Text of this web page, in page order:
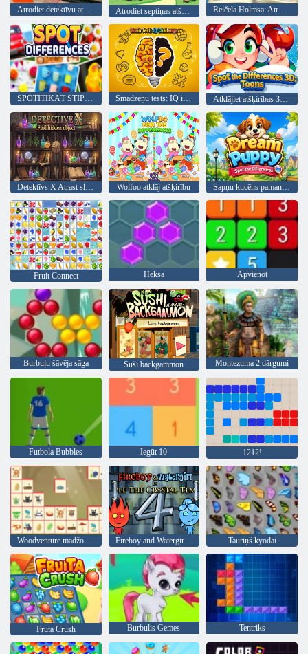
Atrodiet detektīvu atšķirības Atrodiet septiņas atšķirības Reičela Holmsa: Atrodi atšķirības
SPOTITIKĀT STIPRINĀJUMS Smadzeņu tests: IQ izaicinājums Atklājiet atšķirības 3D: Toons
Detektīvs X Atrast slēpto objektu Wolfoo atklāj atšķirību Sapņu kucēns pamana atšķirības
Fruit Connect Heksa Apvienot
Burbuļu šāvēja sāga Suši backgammon Montezuma 2 dārgumi
Futbola Bubbles Iegūt 10 1212!
Woodventure madžongs savienot Fireboy and Watergirl 4: Kristāla templis Tauriņš kyodai
Fruta Crush Burbulis Gemes Tentriks